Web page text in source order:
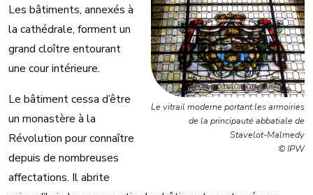
Le vitrail moderne portant les armoiries
de la principauté abbatiale de
Stavelot-Malmedy
© IPW
Les bâtiments, annexés à
la cathédrale, forment un
grand cloître entourant
une cour intérieure.
Le bâtiment cessa d’être
un monastère à la
Révolution pour connaître
depuis de nombreuses
affectations. Il abrite